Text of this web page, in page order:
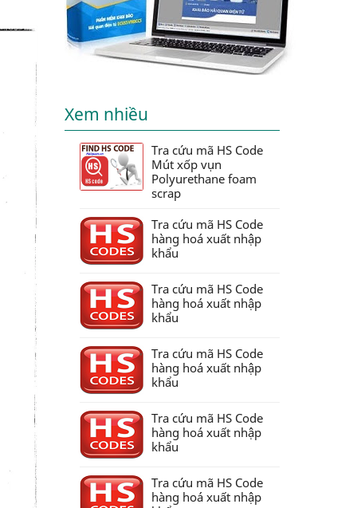
Xem nhiều
Tra cứu mã HS Code
Mút xốp vụn
Polyurethane foam
scrap
Tra cứu mã HS Code
hàng hoá xuất nhập
khẩu
Tra cứu mã HS Code
hàng hoá xuất nhập
khẩu
Tra cứu mã HS Code
hàng hoá xuất nhập
khẩu
Tra cứu mã HS Code
hàng hoá xuất nhập
khẩu
Tra cứu mã HS Code
hàng hoá xuất nhập